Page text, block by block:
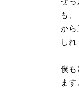
も
か
しれ
僕
ます